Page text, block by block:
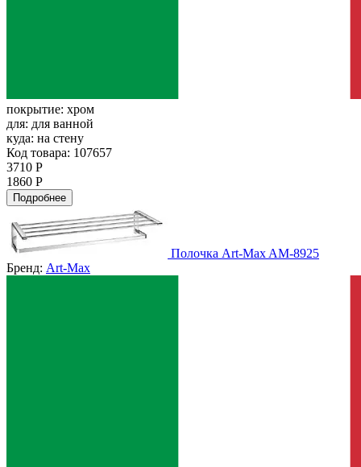
покрытие: хром
для: для ванной
куда: на стену
Код товара: 107657
3710 Р
1860 Р
Подробнее
Полочка Art-Max AM-8925
Бренд: Art-Max